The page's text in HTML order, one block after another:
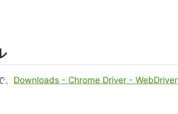
Downloads - Chrome Driver - WebDriver